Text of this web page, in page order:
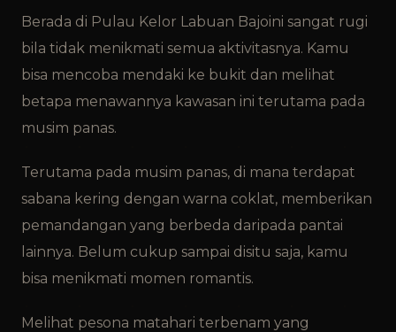
Berada di Pulau Kelor Labuan Bajoini sangat rugi
bila tidak menikmati semua aktivitasnya. Kamu
bisa mencoba mendaki ke bukit dan melihat
betapa menawannya kawasan ini terutama pada
musim panas.
Terutama pada musim panas, di mana terdapat
sabana kering dengan warna coklat, memberikan
pemandangan yang berbeda daripada pantai
lainnya. Belum cukup sampai disitu saja, kamu
bisa menikmati momen romantis.
Melihat pesona matahari terbenam yang